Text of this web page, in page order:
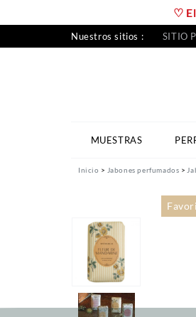
♡
Nuestros sitios : SITIO
MUESTRAS
Inicio Jabones perfumados